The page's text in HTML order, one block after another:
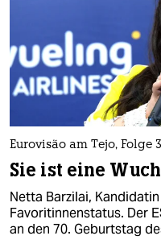
Eurovisão am Tejo, Folge 3
Sie ist eine
Netta Barzilai,
Favoritinnenstatus. Der
an den 70. Geburtstag